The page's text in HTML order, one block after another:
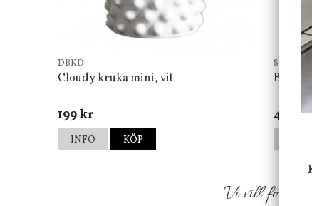
DBKD
Cloudy kruka mini, vit
199 kr
INFO KÖP
Star
499
Vi vill